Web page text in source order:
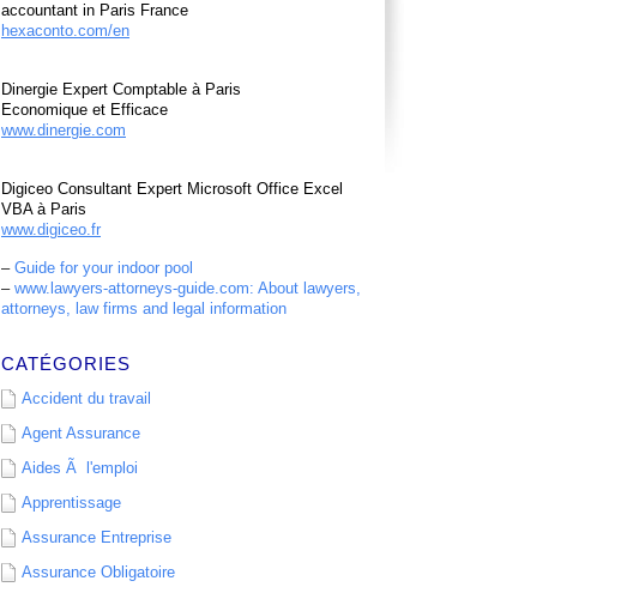
accountant in Paris France
hexaconto.com/en
Dinergie Expert Comptable à Paris
Economique et Efficace
www.dinergie.com
Digiceo Consultant Expert Microsoft Office Excel
VBA à Paris
www.digiceo.fr
– Guide for your indoor pool
– www.lawyers-attorneys-guide.com: About lawyers,
attorneys, law firms and legal information
CATÉGORIES
Accident du travail
Agent Assurance
Aides Ã l'emploi
Apprentissage
Assurance Entreprise
Assurance Obligatoire